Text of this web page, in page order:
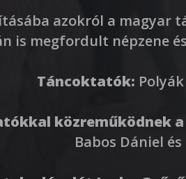
azokról a magyar
is megfordult népzene
Táncoktatók:
közreműködnek
Babos Dániel